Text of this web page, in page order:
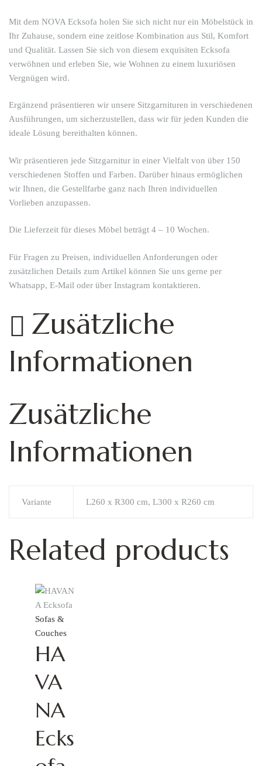
Mit dem NOVA Ecksofa holen Sie sich nicht nur ein Möbelstück in
Ihr Zuhause, sondern eine zeitlose Kombination aus Stil, Komfort
und Qualität. Lassen Sie sich von diesem exquisiten Ecksofa
verwöhnen und erleben Sie, wie Wohnen zu einem luxuriösen
Vergnügen wird.
Ergänzend präsentieren wir unsere Sitzgarnituren in verschiedenen
Ausführungen, um sicherzustellen, dass wir für jeden Kunden die
ideale Lösung bereithalten können.
Wir präsentieren jede Sitzgarnitur in einer Vielfalt von über 150
verschiedenen Stoffen und Farben. Darüber hinaus ermöglichen
wir Ihnen, die Gestellfarbe ganz nach Ihren individuellen
Vorlieben anzupassen.
Die Lieferzeit für dieses Möbel beträgt 4 – 10 Wochen.
Für Fragen zu Preisen, individuellen Anforderungen oder
zusätzlichen Details zum Artikel können Sie uns gerne per
Whatsapp, E-Mail oder über Instagram kontaktieren.
Zusätzliche
Informationen
Zusätzliche
Informationen
Variante L260 x R300 cm, L300 x R260 cm
Related products
Sofas &
Couches
HA
VA
NA
Ecks